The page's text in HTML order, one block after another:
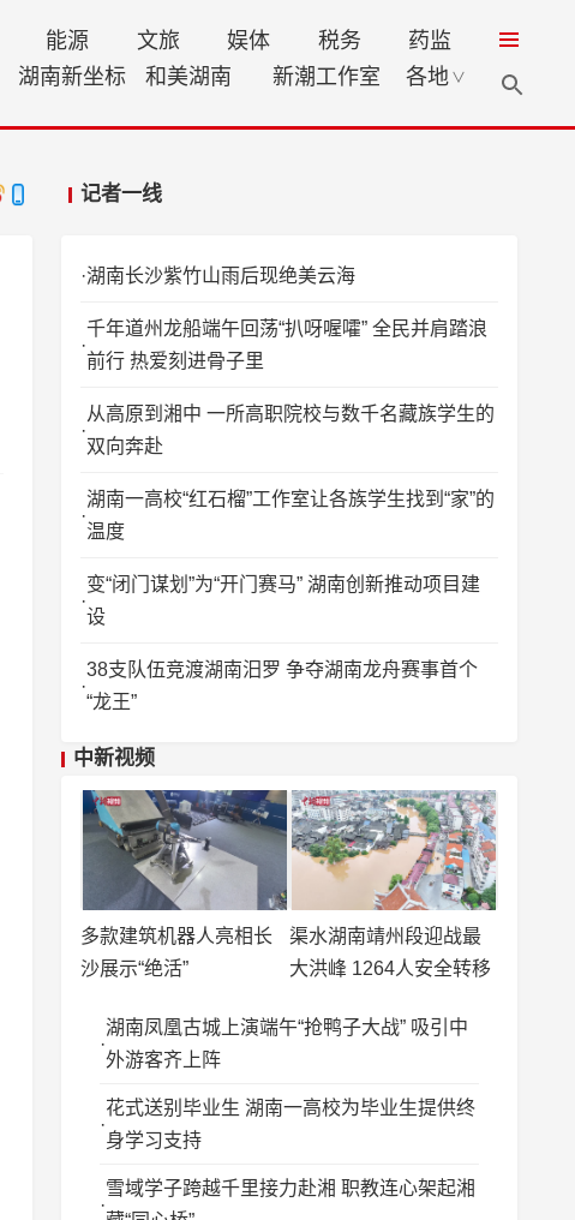
能源 文旅 娱体 税务
药监
湖南新坐标 和美湖南 新潮工作室 各地 ∨
记者一线
湖南长沙紫竹山雨后现绝美云海
千年道州龙船端午回荡“扒呀喔嚯” 全民并肩踏浪
前行 热爱刻进骨子里
从高原到湘中 一所高职院校与数千名藏族学生的
双向奔赴
湖南一高校“红石榴”工作室让各族学生找到“家”的
温度
变“闭门谋划”为“开门赛马” 湖南创新推动项目建
设
38支队伍竞渡湖南汨罗 争夺湖南龙舟赛事首个
“龙王”
中新视频
多款建筑机器人亮相长
沙展示“绝活”
渠水湖南靖州段迎战最
大洪峰 1264人安全转移
湖南凤凰古城上演端午“抢鸭子大战” 吸引中
外游客齐上阵
花式送别毕业生 湖南一高校为毕业生提供终
身学习支持
雪域学子跨越千里接力赴湘 职教连心架起湘